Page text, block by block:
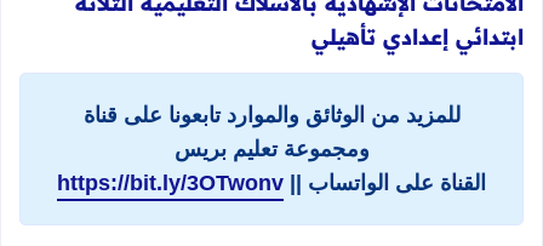
ابتدائي إعدادي تأهيلي
للمزيد من الوثائق والموارد تابعونا على قناة
ومجموعة تعليم بريس
القناة على الواتساب || https://bit.ly/3OTwonv